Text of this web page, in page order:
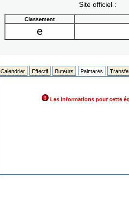
Site officiel :
Classement
e
Calendrier Effectif Buteurs Palmarès
Les informations pour cette